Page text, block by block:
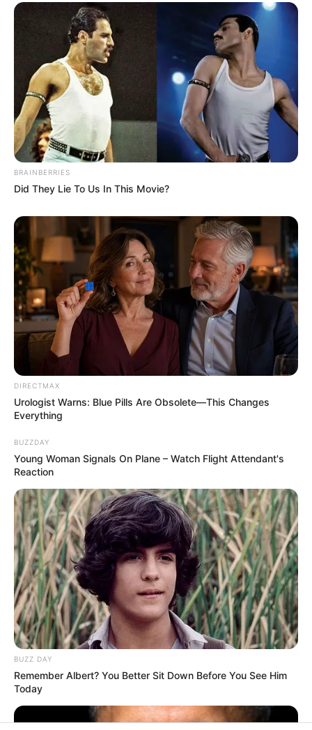
Categories
All
Unbedingt ausprobieren: Köstliches Rote
Rüben Rezept wie von Oma!
Einfach unwiderstehlich: Köstliches Gemüse
Curry Rezept wie von Oma
Search
Search
All
Rezepte
Thunfischsalat mit Ei & Joghurt – leicht, cremig
und voller Protein!
Verführerisch lecker: Quark-Vanille-
Pfannkuchen ohne Mehl in nur 5 Minuten!
DEI BESTEN HAUSGEMACHTEN EISBEIN
VARIATIONEN
DIE BESTEN SALAT DRESSINGS
die besten hausgemachten BBQ sauce
variationen
BRAINBERRIES
Did They Lie To Us In This Movie?
DIRECTMAX
Urologist Warns: Blue Pills Are Obsolete—This Changes
Everything
BUZZDAY
Young Woman Signals On Plane – Watch Flight Attendant's
Reaction
BUZZ DAY
Remember Albert? You Better Sit Down Before You See Him
Today